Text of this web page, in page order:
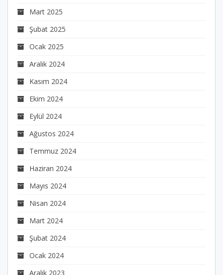
Mart 2025
Şubat 2025
Ocak 2025
Aralık 2024
Kasım 2024
Ekim 2024
Eylül 2024
Ağustos 2024
Temmuz 2024
Haziran 2024
Mayıs 2024
Nisan 2024
Mart 2024
Şubat 2024
Ocak 2024
Aralık 2023